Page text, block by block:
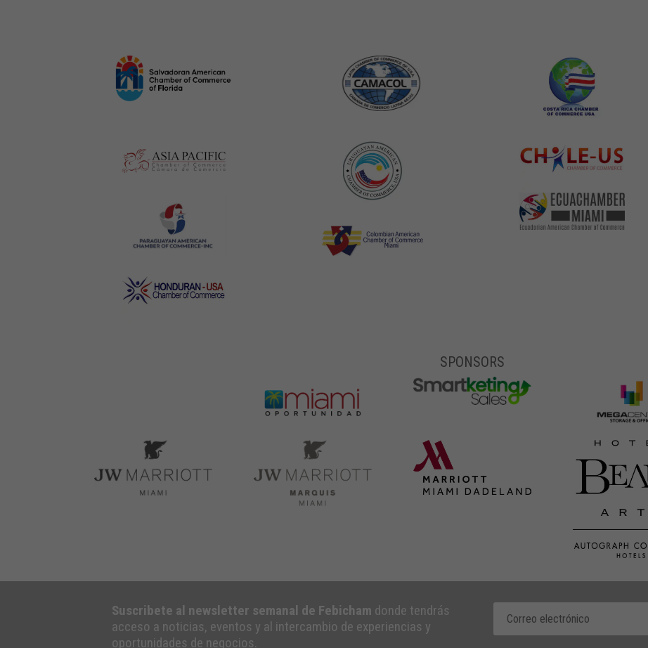
SPONSORS
Suscribete al newsletter semanal de Febicham donde tendrás
acceso a noticias, eventos y al intercambio de experiencias y
oportunidades de negocios.